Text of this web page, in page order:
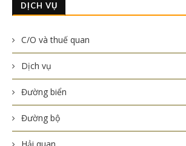
DỊCH VỤ
C/O và thuế quan
Dịch vụ
Đường biển
Đường bộ